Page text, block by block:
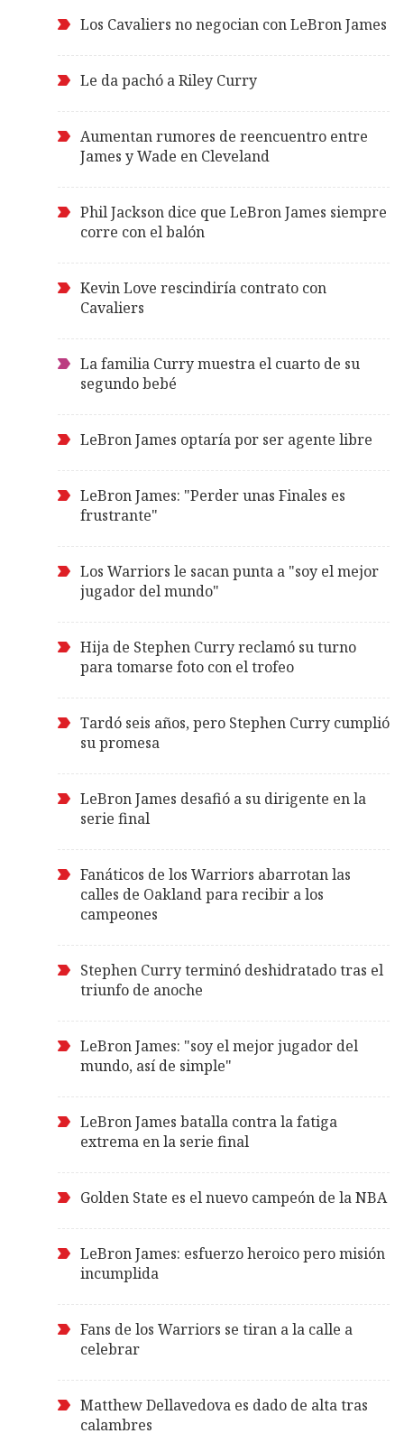
Los Cavaliers no negocian con LeBron James
Le da pachó a Riley Curry
Aumentan rumores de reencuentro entre
James y Wade en Cleveland
Phil Jackson dice que LeBron James siempre
corre con el balón
Kevin Love rescindiría contrato con
Cavaliers
La familia Curry muestra el cuarto de su
segundo bebé
LeBron James optaría por ser agente libre
LeBron James: "Perder unas Finales es
frustrante"
Los Warriors le sacan punta a "soy el mejor
jugador del mundo"
Hija de Stephen Curry reclamó su turno
para tomarse foto con el trofeo
Tardó seis años, pero Stephen Curry cumplió
su promesa
LeBron James desafió a su dirigente en la
serie final
Fanáticos de los Warriors abarrotan las
calles de Oakland para recibir a los
campeones
Stephen Curry terminó deshidratado tras el
triunfo de anoche
LeBron James: "soy el mejor jugador del
mundo, así de simple"
LeBron James batalla contra la fatiga
extrema en la serie final
Golden State es el nuevo campeón de la NBA
LeBron James: esfuerzo heroico pero misión
incumplida
Fans de los Warriors se tiran a la calle a
celebrar
Matthew Dellavedova es dado de alta tras
calambres